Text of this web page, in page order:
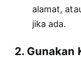
alamat,
jika ada.
2. Gunakan